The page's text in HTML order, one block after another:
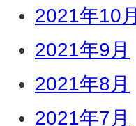
2021年10月
2021年9月
2021年8月
2021年7月